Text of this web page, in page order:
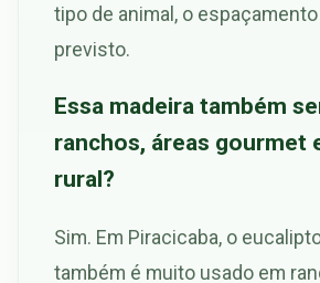
tipo de animal, o
previsto.
Essa madeira também
ranchos, áreas gourmet
rural?
Sim. Em Piracicaba, o
também é muito usado em